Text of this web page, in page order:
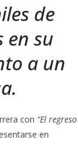
de
en su
a un
con “El regreso
en